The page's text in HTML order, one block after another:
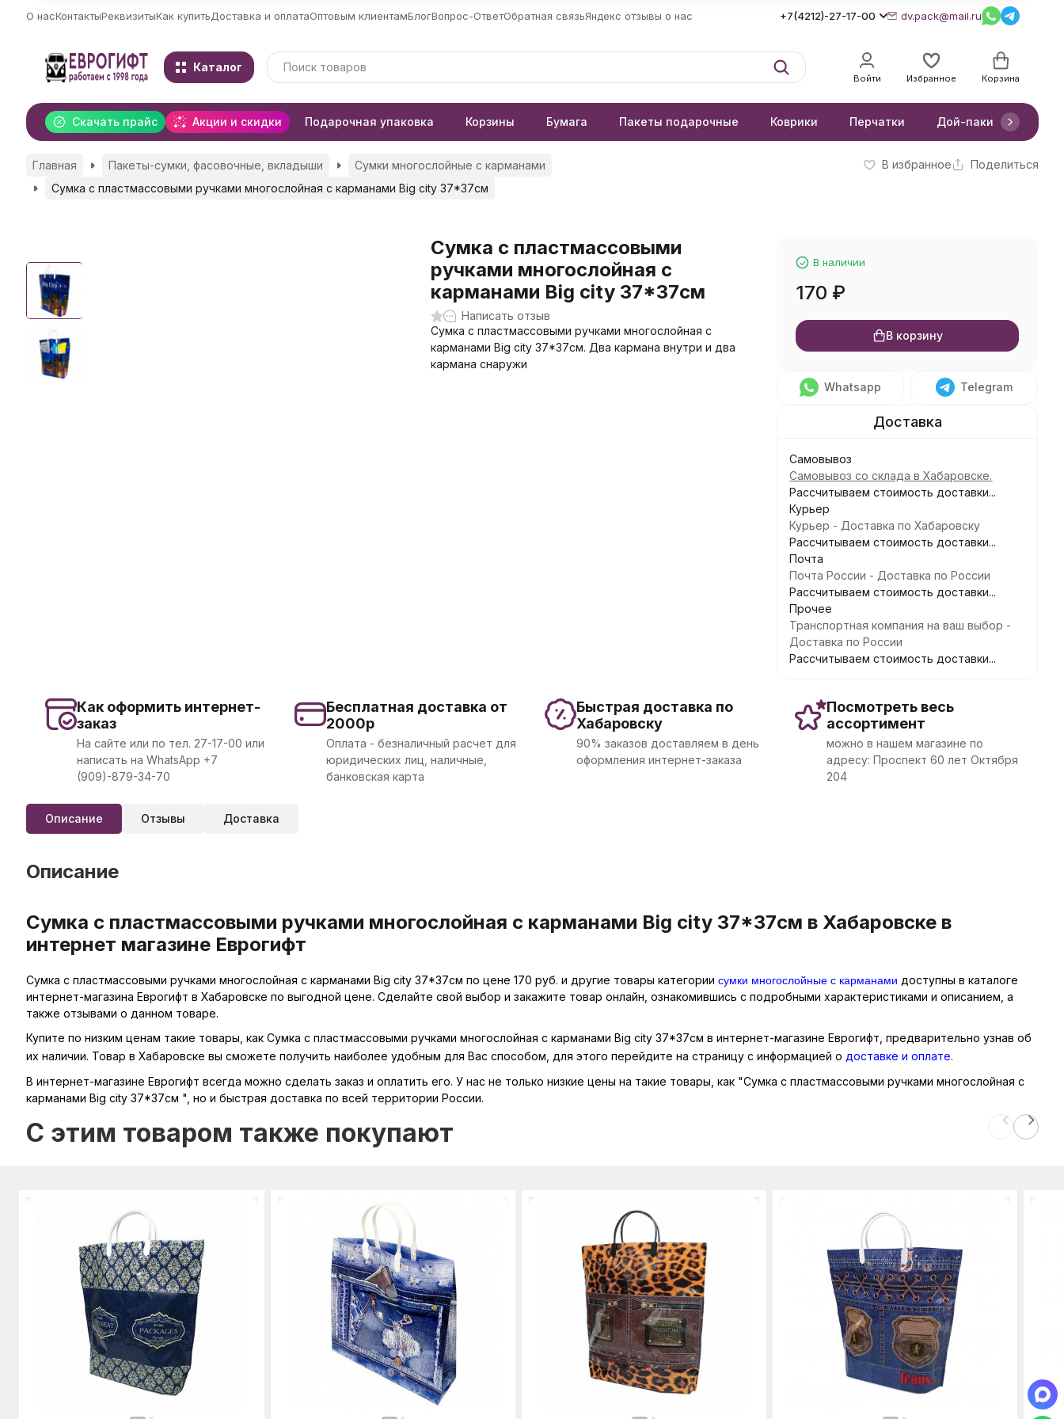
О насКонтактыРеквизитыКак купитьДоставка и оплатаОптовым клиентамБлогВопрос-ОтветОбратная связьЯндекс отзывы о нас +7(4212)-27-17-00 dv.pack@mail.ru
Каталог
Войти Избранное Корзина
Скачать прайс Акции и скидки Подарочная упаковка Корзины Бумага Пакеты подарочные Коврики Перчатки Дой-паки
Главная Пакеты-сумки, фасовочные, вкладыши
Сумки многослойные с карманами
Сумка с пластмассовыми ручками многослойная с карманами Big city 37*37см
В избранное Поделиться
Сумка с пластмассовыми
ручками многослойная с
карманами Big city 37*37см
Написать отзыв
Сумка с пластмассовыми ручками многослойная с
карманами Big city 37*37см. Два кармана внутри и два
кармана снаружи
В наличии
170 ₽
В корзину
Whatsapp Telegram
Самовывоз
Самовывоз со склада в Хабаровске.
Рассчитываем стоимость доставки...
Курьер
Курьер - Доставка по Хабаровску
Рассчитываем стоимость доставки...
Почта
Почта России - Доставка по России
Рассчитываем стоимость доставки...
Прочее
Транспортная компания на ваш выбор -
Доставка по России
Рассчитываем стоимость доставки...
Как оформить интернет-
заказ
На сайте или по тел. 27-17-00 или
написать на WhatsApp +7
(909)-879-34-70
Бесплатная доставка от
2000р
Оплата - безналичный расчет для
юридических лиц, наличные,
банковская карта
Быстрая доставка по
Хабаровску
90% заказов доставляем в день
оформления интернет-заказа
Посмотреть весь
ассортимент
можно в нашем магазине по
адресу: Проспект 60 лет Октября
204
Описание Отзывы Доставка
Описание
Сумка с пластмассовыми ручками многослойная с карманами Big city 37*37см в Хабаровске в
интернет магазине Еврогифт
Сумка с пластмассовыми ручками многослойная с карманами Big city 37*37см по цене 170 руб. и другие товары категории сумки многослойные с карманами доступны в каталоге
интернет-магазина Еврогифт в Хабаровске по выгодной цене. Сделайте свой выбор и закажите товар онлайн, ознакомившись с подробными характеристиками и описанием, а
также отзывами о данном товаре.
Купите по низким ценам такие товары, как Сумка с пластмассовыми ручками многослойная с карманами Big city 37*37см в интернет-магазине Еврогифт, предварительно узнав об
их наличии. Товар в Хабаровске вы сможете получить наиболее удобным для Вас способом, для этого перейдите на страницу с информацией о доставке и оплате.
В интернет-магазине Еврогифт всегда можно сделать заказ и оплатить его. У нас не только низкие цены на такие товары, как "Сумка с пластмассовыми ручками многослойная с
карманами Big city 37*37см ", но и быстрая доставка по всей территории России.
C этим товаром также покупают